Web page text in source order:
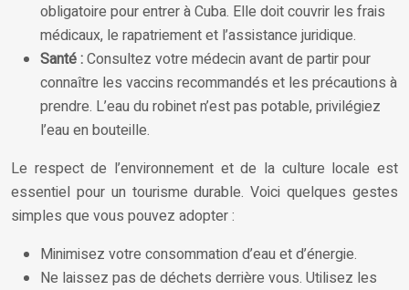
obligatoire pour entrer à Cuba. Elle doit couvrir les frais
médicaux, le rapatriement et l’assistance juridique.
Santé :Consultez votre médecin avant de partir pour
connaître les vaccins recommandés et les précautions à
prendre. L’eau du robinet n’est pas potable, privilégiez
l’eau en bouteille.
Le respect de l’environnement et de la culture locale est
essentiel pour un tourisme durable. Voici quelques gestes
simples que vous pouvez adopter :
Minimisez votre consommation d’eau et d’énergie.
Ne laissez pas de déchets derrière vous. Utilisez les